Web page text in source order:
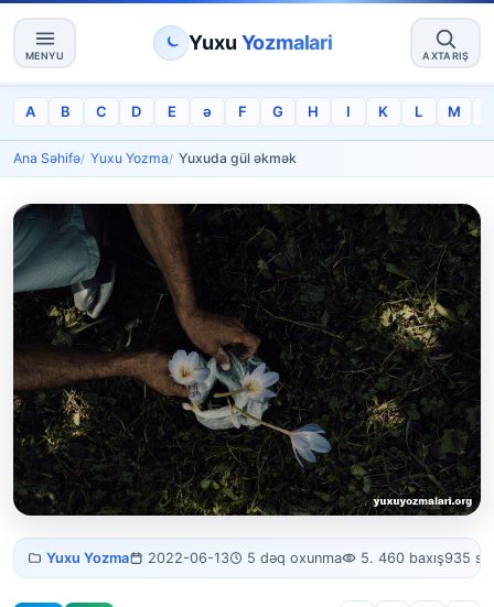
MENYU
Yuxu Yozmalari
AXTARIŞ
A B C D E ə F G H I K L M
Ana Səhifə Yuxu Yozma Yuxuda gül əkmək
Yuxuda gül
əkmək
Yuxu Yozma 2022-06-13 5 dəq oxunma 5. 460 baxış935